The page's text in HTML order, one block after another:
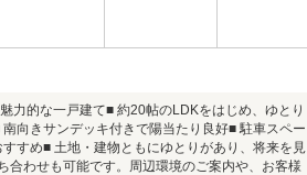
的な一戸建て■ 約20帖のLDKをはじめ、ゆとり
向きサンデッキ付きで陽当たり良好■ 駐車スペー
すめ■ 土地・建物ともにゆとりがあり、将来を見
合わせも可能です。周辺環境のご案内や、お客様